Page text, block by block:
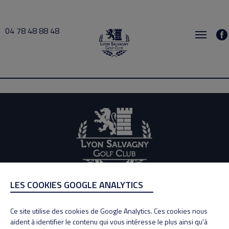
04 78 48 88 48
Vincent 2026-06-16 19:00 → 2026-06-16 20:00
ADRESSE
69890 La Tour de Salvagny
Tél : 04 78 48 88 48
LES COOKIES GOOGLE ANALYTICS
Ce site utilise des cookies de Google Analytics. Ces cookies nous
aident à identifier le contenu qui vous intéresse le plus ainsi qu'à